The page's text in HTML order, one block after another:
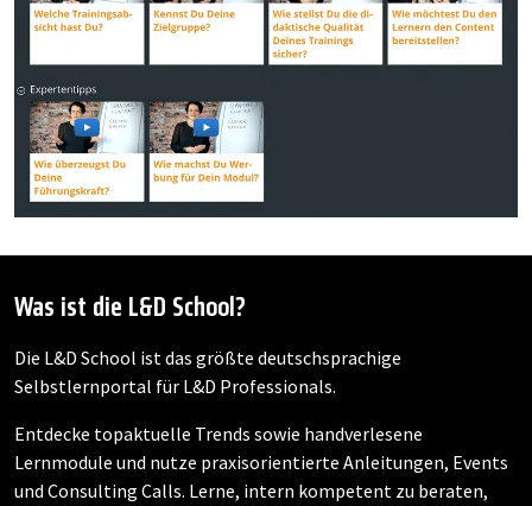
Was ist die L&D School?
Die L&D School ist das größte deutschsprachige
Selbstlernportal für L&D Professionals.
Entdecke topaktuelle Trends sowie handverlesene
Lernmodule und nutze praxisorientierte Anleitungen, Events
und Consulting Calls. Lerne, intern kompetent zu beraten,